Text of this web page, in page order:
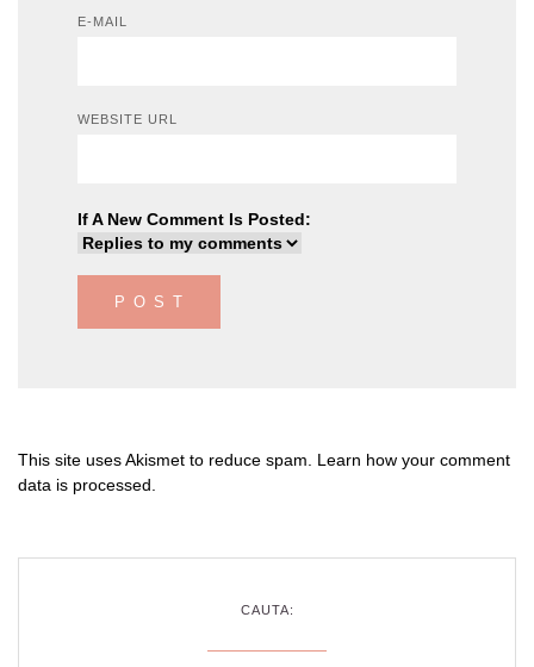
E-MAIL
WEBSITE URL
If A New Comment Is Posted:
This site uses Akismet to reduce spam. Learn how your comment
data is processed
CAUTA: